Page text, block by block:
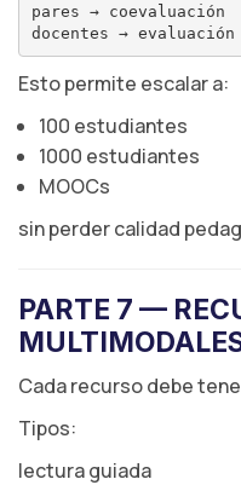
pares → coevaluación
Esto permite escalar a:
100 estudiantes
1000 estudiantes
MOOCs
sin perder calidad
PARTE 7 —
Cada recurso debe
Tipos:
lectura guiada